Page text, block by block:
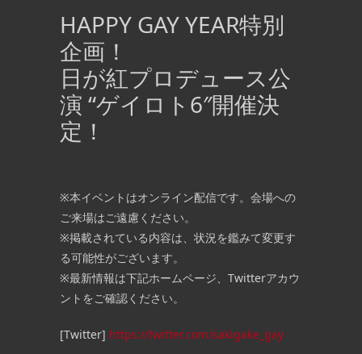
HAPPY GAY YEAR特別
企画！
日が紅プロデュース公
演 “ゲイロト6″開催決
定！
※本イベントはオンライン配信です。会場への
ご来場はご遠慮ください。
※掲載されている内容は、状況を鑑みて変更す
る可能性がございます。
※最新情報は下記ホームページ、Twitterアカウ
ントをご確認ください。
[Twitter] https://twitter.com/sakigake_gay